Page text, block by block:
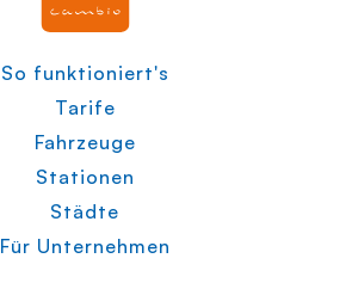
So funktioniert's
Tarife
Fahrzeuge
Stationen
Städte
Für Unternehmen